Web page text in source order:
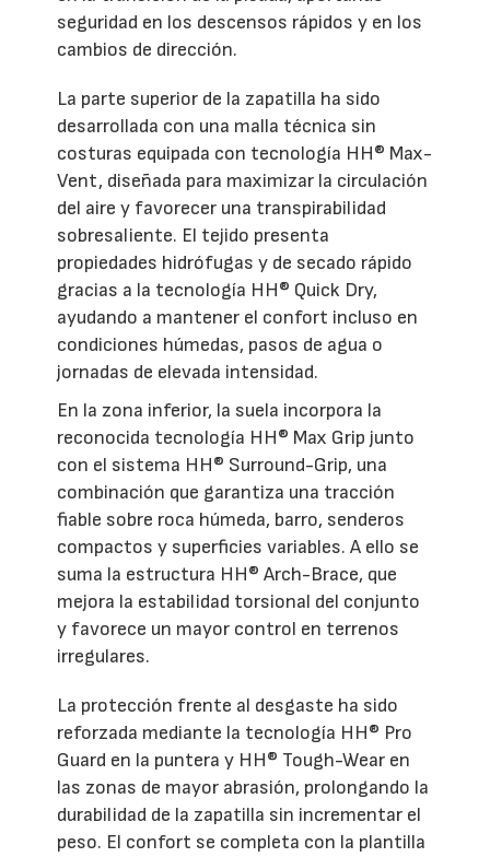
seguridad en los descensos rápidos y en los
cambios de dirección.
La parte superior de la zapatilla ha sido
desarrollada con una malla técnica sin
costuras equipada con tecnología HH® Max-
Vent, diseñada para maximizar la circulación
del aire y favorecer una transpirabilidad
sobresaliente. El tejido presenta
propiedades hidrófugas y de secado rápido
gracias a la tecnología HH® Quick Dry,
ayudando a mantener el confort incluso en
condiciones húmedas, pasos de agua o
jornadas de elevada intensidad.
En la zona inferior, la suela incorpora la
reconocida tecnología HH® Max Grip junto
con el sistema HH® Surround-Grip, una
combinación que garantiza una tracción
fiable sobre roca húmeda, barro, senderos
compactos y superficies variables. A ello se
suma la estructura HH® Arch-Brace, que
mejora la estabilidad torsional del conjunto
y favorece un mayor control en terrenos
irregulares.
La protección frente al desgaste ha sido
reforzada mediante la tecnología HH® Pro
Guard en la puntera y HH® Tough-Wear en
las zonas de mayor abrasión, prolongando la
durabilidad de la zapatilla sin incrementar el
peso. El confort se completa con la plantilla